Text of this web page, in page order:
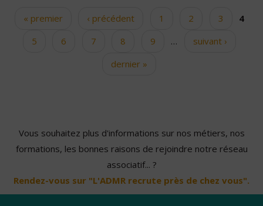
Pages« premier ‹ précédent 1 2 3
4
5
6 7 8 9 …
suivant ›
dernier »
Vous souhaitez plus d'informations sur nos métiers, nos
formations, les bonnes raisons de rejoindre notre réseau
associatif... ?
Rendez-vous sur "L'ADMR recrute près de chez vous".